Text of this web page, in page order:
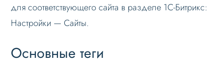
для соответствующего сайта в разделе 1С-Битрикс:
Настройки — Сайты.
Основные теги